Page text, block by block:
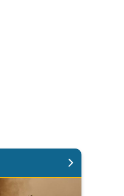
idrica. Clima e ambiente. . .